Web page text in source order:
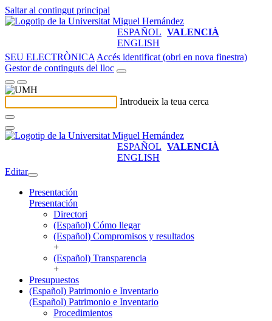
Saltar al contingut principal
ESPAÑOL VALENCIÀ
ENGLISH
SEU ELECTRÒNICA Accés identificat (obri en nova finestra)
Gestor de continguts del lloc
Introdueix la teua cerca
ESPAÑOL VALENCIÀ
ENGLISH
Editar
Presentación
Presentación
Directori
(Español) Cómo llegar
(Español) Compromisos y resultados
+
(Español) Transparencia
+
Presupuestos
(Español) Patrimonio e Inventario
(Español) Patrimonio e Inventario
Procedimientos